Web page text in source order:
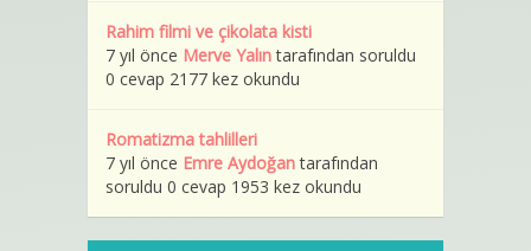
Rahim filmi ve çikolata kisti
7 yıl önce Merve Yalıntarafından soruldu
0 cevap 2177 kez okundu
Romatizma tahlilleri
7 yıl önce Emre Aydoğantarafından
soruldu 0 cevap 1953 kez okundu